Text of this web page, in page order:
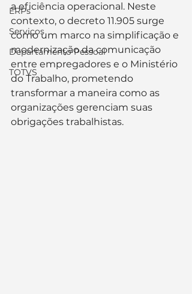
ERPs
Serviços
Departamento Pessoal
TOTVS
a eficiência operacional. Neste
contexto, o decreto 11.905 surge
como um marco na simplificação e
modernização da comunicação
entre empregadores e o Ministério
do Trabalho, prometendo
transformar a maneira como as
organizações gerenciam suas
obrigações trabalhistas.